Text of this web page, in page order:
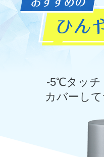
-5℃タッチ
カバーし